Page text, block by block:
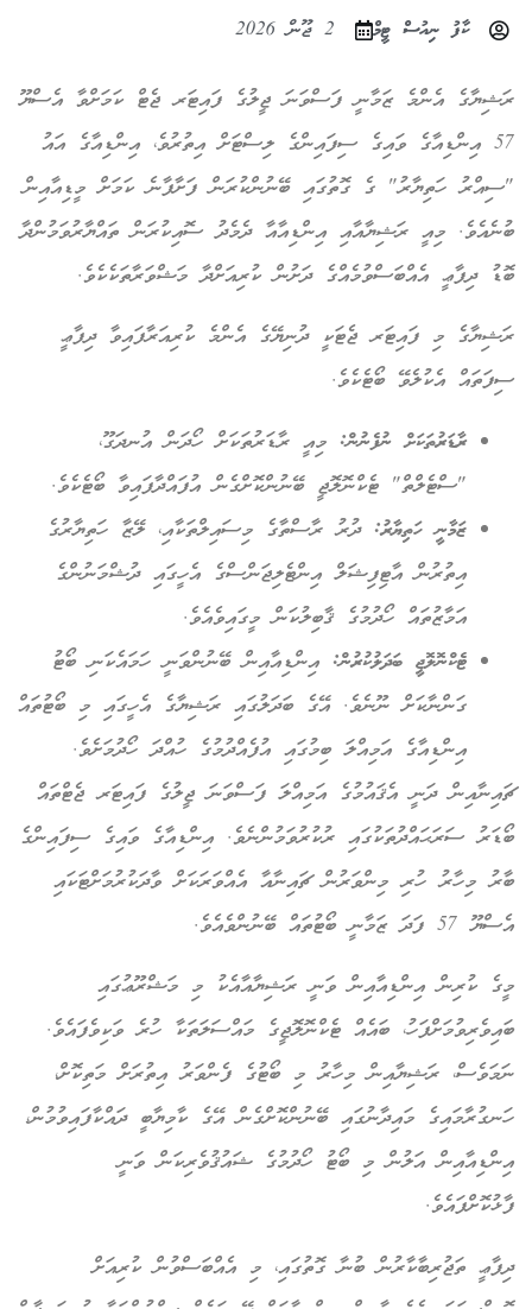
ކާފު ނިއުސް ޓީމް 2 ޖޫން 2026
ރަޝިޔާގެ އެންމެ ޒަމާނީ ފަސްވަނަ ޖީލުގެ ފައިޓަރ ޖެޓް ކަމަށްވާ އެސްޔޫ
57 އިންޑިއާގެ ވައިގެ ސިފައިންގެ ލިސްޓަށް އިތުރުވެ، އިންޑިއާގެ އައު
"ސިއްރު ހަތިޔާރު" ގެ ގޮތުގައި ބޭނުންކުރަން ފަށާފާނެ ކަމަށް މީޑިއާއިން
ބުނެއެވެ. މިއީ ރަޝިޔާއާއި އިންޑިއާއާ ދެމެދު ސޮއިކުރަން ތައްޔާރުވަމުންދާ
ބޮޑު ދިފާޢީ އެއްބަސްވުމެއްގެ ދަށުން ކުރިއަށްދާ މަޝްވަރާތަކެކެވެ.
ރަޝިޔާގެ މި ފައިޓަރ ޖެޓަކީ ދުނިޔޭގެ އެންމެ ކުރިއަރާފައިވާ ދިފާޢީ
ސިފަތައް އެކުލެވޭ ބޯޓެކެވެ.
ރާޑަރުތަކަށް ނުފެނުން: މިއީ ރާޑަރުތަކަށް ހޯދަން އުނދަގޫ،
"ސްޓެލްތް" ޓެކްނޮލޮޖީ ބޭނުންކޮށްގެން އުފައްދާފައިވާ ބޯޓެކެވެ.
ޒަމާނީ ހަތިޔާރު: ދުރު ރާސްތާގެ މިސައިލްތަކާއި، ލޭޒާ ހަތިޔާރުގެ
އިތުރުން އާޓިފިޝަލް އިންޓެލިޖަންސްގެ އެހީގައި ދުޝްމަނުންގެ
އަމާޒުތައް ހޯދުމުގެ ޤާބިލުކަން މީގައިވެއެވެ.
ޓެކްނޮލޮޖީ ބަދަލުކުރުން: އިންޑިއާއިން ބޭނުންވަނީ ހަމައެކަނި ބޯޓު
ގަންނާކަށް ނޫނެވެ. އޭގެ ބަދަލުގައި ރަޝިޔާގެ އެހީގައި މި ބޯޓުތައް
އިންޑިއާގެ އަމިއްލަ ބިމުގައި އުފެއްދުމުގެ ހުއްދަ ހޯދުމަށެވެ.
ޗައިނާއިން ދަނީ އެޤައުމުގެ އަމިއްލަ ފަސްވަނަ ޖީލުގެ ފައިޓަރ ޖެޓްތައް
ބޯޑަރު ސަރަޙައްދުތަކުގައި ރުކުރުވަމުންނެވެ. އިންޑިއާގެ ވައިގެ ސިފައިންގެ
ބާރު މިހާރު ހުރި މިންވަރުން ޗައިނާއާ އެއްވަރަކަށް ވާދަކުރުމަށްޓަކައި
އެސްޔޫ 57 ފަދަ ޒަމާނީ ބޯޓުތައް ބޭނުންވެއެވެ.
މީގެ ކުރިން އިންޑިއާއިން ވަނީ ރަޝިޔާއާއެކު މި މަޝްރޫޢުގައި
ބައިވެރިވުމަށްފަހު، ބައެއް ޓެކްނޮލޮޖީގެ މައްސަލަތަކާ ހުރެ ވަކިވެފައެވެ.
ނަމަވެސް، ރަޝިޔާއިން މިހާރު މި ބޯޓުގެ ފެންވަރު އިތުރަށް މަތިކޮށް،
ހަނގުރާމައިގެ މައިދާނުގައި ބޭނުންކޮށްގެން އޭގެ ކާމިޔާބީ ދައްކާފައިވުމުން،
އިންޑިއާއިން އަލުން މި ބޯޓު ހޯދުމުގެ ޝައުޤުވެރިކަން ވަނީ
ފާޅުކޮށްފައެވެ.
ދިފާޢީ ތަޖުރިބާކާރުން ބުނާ ގޮތުގައި، މި އެއްބަސްވުން ކުރިއަށް